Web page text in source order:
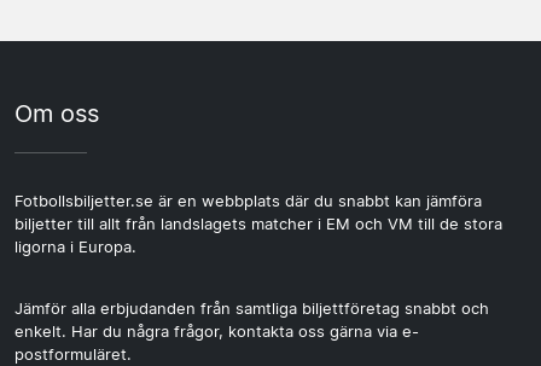
Om oss
Fotbollsbiljetter.se är en webbplats där du snabbt kan jämföra
biljetter till allt från landslagets matcher i EM och VM till de stora
ligorna i Europa.
Jämför alla erbjudanden från samtliga biljettföretag snabbt och
enkelt. Har du några frågor, kontakta oss gärna via e-
postformuläret.